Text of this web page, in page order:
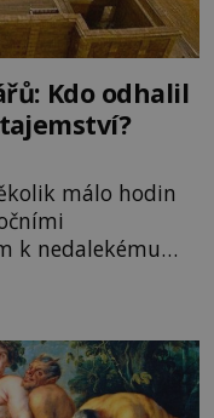
Kdo odhalil
málo hodin
k nedalekému
ranec s
namířeno,
„Do Sk